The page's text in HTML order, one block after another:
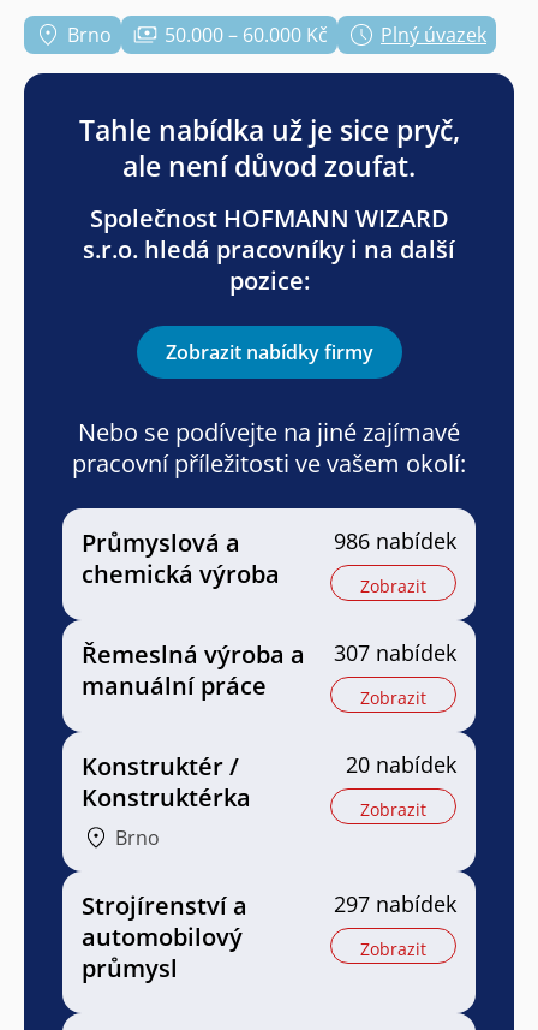
Brno 50.000 – 60.000 Kč Plný úvazek
Tahle nabídka už je sice pryč,
ale není důvod zoufat.
Společnost HOFMANN WIZARD
s.r.o. hledá pracovníky i na další
pozice:
Zobrazit nabídky firmy
Nebo se podívejte na jiné zajímavé
pracovní příležitosti ve vašem okolí:
Průmyslová a
chemická výroba
986 nabídek
Zobrazit
Řemeslná výroba a
manuální práce
307 nabídek
Zobrazit
Konstruktér /
Konstruktérka
Brno
20 nabídek
Zobrazit
Strojírenství a
automobilový
průmysl
297 nabídek
Zobrazit